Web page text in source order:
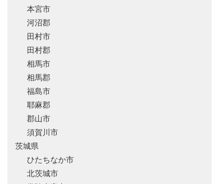
本宮市
河沼郡
田村市
田村郡
相馬市
相馬郡
福島市
耶麻郡
郡山市
須賀川市
茨城県
ひたちなか市
北茨城市